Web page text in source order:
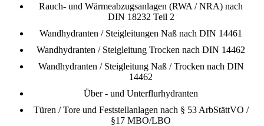
Rauch- und Wärmeabzugsanlagen (RWA / NRA) nach
DIN 18232 Teil 2
Wandhydranten / Steigleitungen Naß nach DIN 14461
Wandhydranten / Steigleitung Trocken nach DIN 14462
Wandhydranten / Steigleitung Naß / Trocken nach DIN
14462
Über - und Unterflurhydranten
Türen / Tore und Feststellanlagen nach § 53 ArbStättVO /
§17 MBO/LBO